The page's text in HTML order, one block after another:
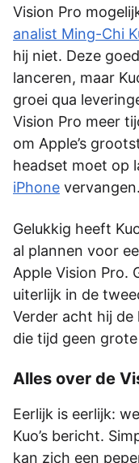
Vision Pro
analist Ming-Chi
hij niet. Deze
lanceren, maar
groei qua
Vision Pro meer
om Apple’s
headset moet op
iPhone vervangen.
Gelukkig heeft
al plannen voor
Apple Vision Pro.
uiterlijk in de
Verder acht hij
die tijd geen
Alles over de
Eerlijk is eerlijk:
Kuo’s bericht.
kan zich een